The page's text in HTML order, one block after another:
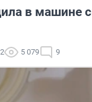
в машине
5 079 9